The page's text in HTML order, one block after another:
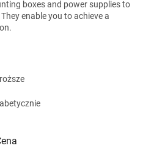
boxes and power supplies to
enable you to achieve a